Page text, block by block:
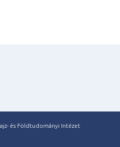
és Földtudományi Intézet